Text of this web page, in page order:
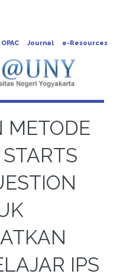
OPAC Journal e-Resources
METODE
IPS